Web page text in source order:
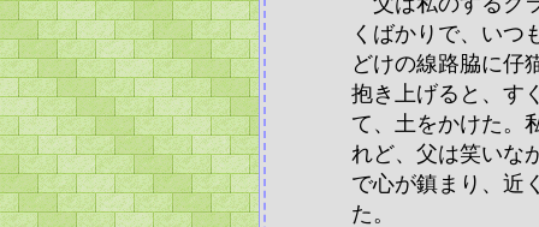
くばかりで、いつ
どけの線路脇に仔
抱き上げると、す
て、土をかけた。
れど、父は笑いな
で心が鎮まり、近
た。